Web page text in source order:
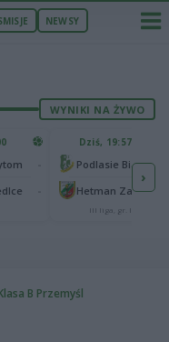
NEWSY
WYNIKI NA ŻYWO
Dziś, 19:57
Podlasie Biała Podlaska
Hetman Zamość
III liga, gr. IV
›
B Przemyśl